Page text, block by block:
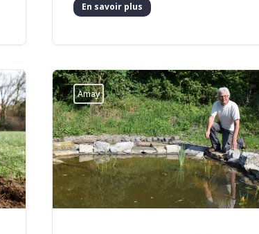
En savoir plus
Amay